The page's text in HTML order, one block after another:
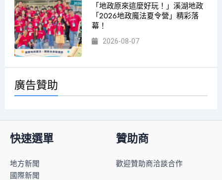
「地政原來這麼好玩！」溪湖地政
「2026地政魔法夏令營」精彩落
幕！
2026-08-07
廣告贊助
快速選單
地方新聞
國際新聞
贊助商
歡迎贊助商洽談合作